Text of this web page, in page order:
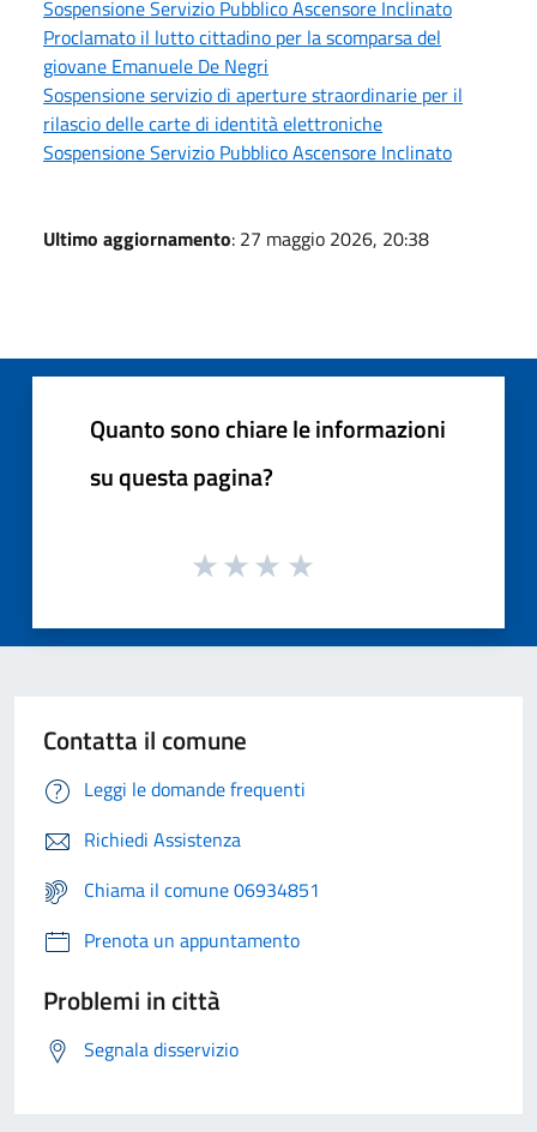
Sospensione Servizio Pubblico Ascensore Inclinato
Proclamato il lutto cittadino per la scomparsa del
giovane Emanuele De Negri
Sospensione servizio di aperture straordinarie per il
rilascio delle carte di identità elettroniche
Sospensione Servizio Pubblico Ascensore Inclinato
Ultimo aggiornamento: 27 maggio 2026, 20:38
Quanto sono chiare le informazioni
su questa pagina?
Contatta il comune
Leggi le domande frequenti
Richiedi Assistenza
Chiama il comune 06934851
Prenota un appuntamento
Problemi in città
Segnala disservizio